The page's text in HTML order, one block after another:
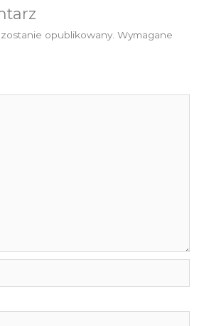
opublikowany. Wymagane